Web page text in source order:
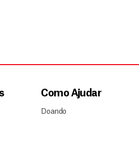
Como Ajudar
Doando